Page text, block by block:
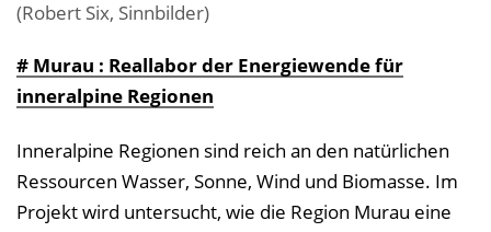
(Robert Six, Sinnbilder)
# Murau : Reallabor der Energiewende für
inneralpine Regionen
Inneralpine Regionen sind reich an den natürlichen
Ressourcen Wasser, Sonne, Wind und Biomasse. Im
Projekt wird untersucht, wie die Region Murau eine